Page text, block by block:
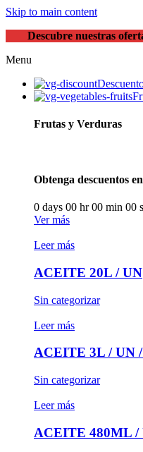
Skip to main content
Descubre nuestras
Menu
Frutas y Verduras
Obtenga descuentos
0 days 00 hr00 min 00
Ver más
Leer más
ACEITE 20L / UN
Sin categorizar
Leer más
ACEITE 3L / UN
Sin categorizar
Leer más
ACEITE 480ML /